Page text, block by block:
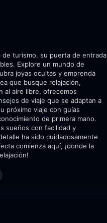
turismo, su puerta de entrada
Explore un mundo de
joyas ocultas y emprenda
que busque relajación,
al aire libre, ofrecemos
de viaje que se adaptan a
próximo viaje con guías
de primera mano.
sueños con facilidad y
ha sido cuidadosamente
comienza aquí, ¡donde la